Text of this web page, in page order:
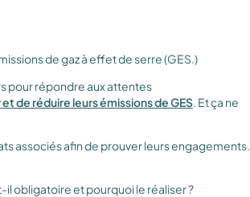
de gaz à effet de serre (GES.)
pour répondre aux attentes
de réduire leurs émissions de GES. Et ça ne
associés afin de prouver leurs engagements.
il obligatoire et pourquoi le réaliser ?